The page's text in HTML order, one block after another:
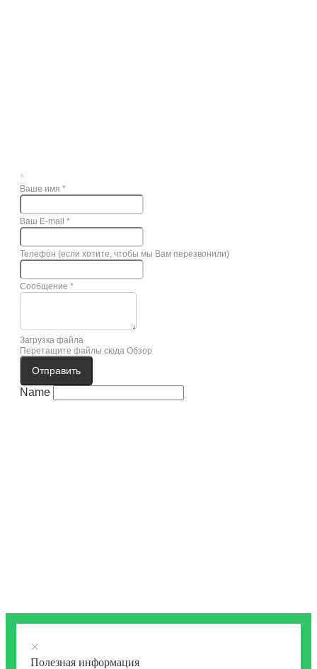
×
Ваше имя *
Ваш E-mail *
Телефон (если хотите, чтобы мы Вам перезвонили)
Сообщение *
Загрузка файла
Перетащите файлы сюда Обзор
Отправить
Name
×
Полезная информация